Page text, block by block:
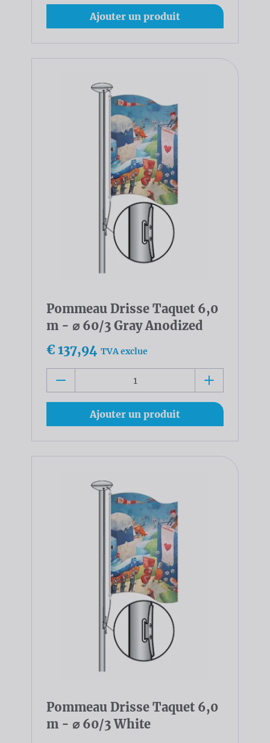
Ajouter un produit
Pommeau Drisse Taquet 6,0
m - ⌀ 60/3 Gray Anodized
€ 137,94 TVA exclue
Ajouter un produit
Pommeau Drisse Taquet 6,0
m - ⌀ 60/3 White